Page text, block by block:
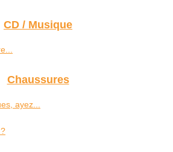
CD / Musique
Chaussures
ayez...